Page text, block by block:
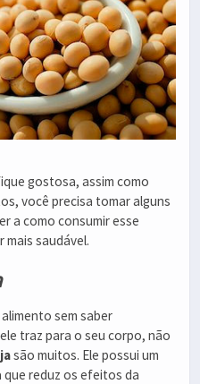
gostosa, assim como
você precisa tomar alguns
a como consumir esse
saudável.
sem saber
traz para o seu corpo, não
são muitos. Ele possui um
reduz os efeitos da